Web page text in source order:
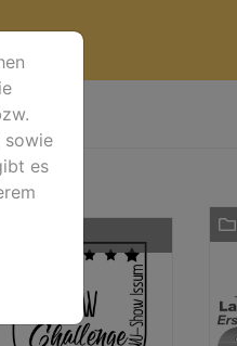
sowie
es